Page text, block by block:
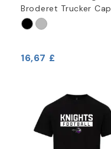
Broderet Trucker Cap
16,67 £